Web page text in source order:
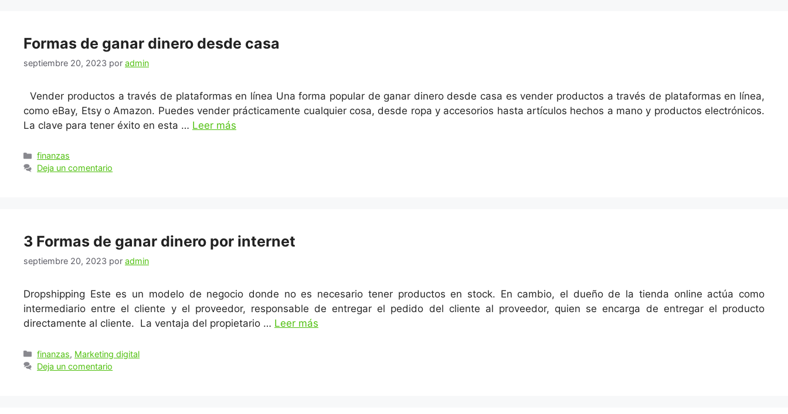
Formas de ganar dinero desde casa
septiembre 20, 2023 por admin
Vender productos a través de plataformas en línea Una forma popular de ganar dinero desde casa es vender productos a través de plataformas en línea,
como eBay, Etsy o Amazon. Puedes vender prácticamente cualquier cosa, desde ropa y accesorios hasta artículos hechos a mano y productos electrónicos.
La clave para tener éxito en esta … Leer más
Categorías
finanzas
Deja un comentario
3 Formas de ganar dinero por internet
septiembre 20, 2023 por admin
Dropshipping Este es un modelo de negocio donde no es necesario tener productos en stock. En cambio, el dueño de la tienda online actúa como
intermediario entre el cliente y el proveedor, responsable de entregar el pedido del cliente al proveedor, quien se encarga de entregar el producto
directamente al cliente. La ventaja del propietario … Leer más
Categorías
finanzas, Marketing digital
Deja un comentario